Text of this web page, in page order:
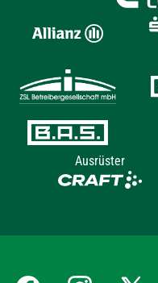
Ausrüster